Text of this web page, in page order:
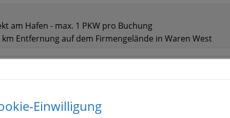
Einwilligung
am Hafen - max. 1 PKW pro Buchung
Entfernung auf dem Firmengelände in Waren West